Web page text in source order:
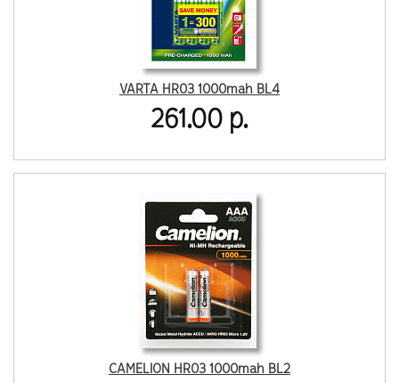
VARTA HR03 1000mah BL4
261.00 р.
CAMELION HR03 1000mah BL2